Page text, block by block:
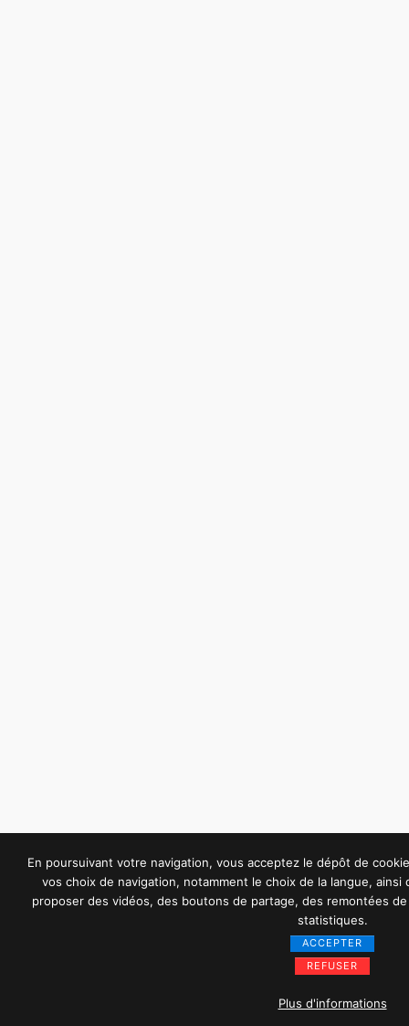
En poursuivant votre navigation, vous acceptez le dépôt de
vos choix de navigation, notamment le choix de la langue,
proposer des vidéos, des boutons de partage, des remontées
statistiques.
ACCEPTER
REFUSER
Plus d'informations